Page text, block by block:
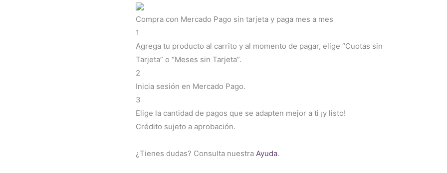
Compra con Mercado Pago sin tarjeta y paga mes a mes
1
Agrega tu producto al carrito y al momento de pagar, elige “Cuotas sin
Tarjeta” o “Meses sin Tarjeta”.
2
Inicia sesión en Mercado Pago.
3
Elige la cantidad de pagos que se adapten mejor a ti ¡y listo!
Crédito sujeto a aprobación.
¿Tienes dudas? Consulta nuestra Ayuda.